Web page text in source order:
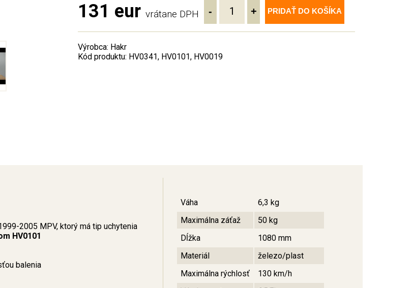
131 eur vrátane DPH - + PRIDAŤ DO KOŠÍKA
Výrobca: Hakr
Kód produktu: HV0341, HV0101, HV0019
2005 MPV, ktorý má tip uchytenia
HV0101
balenia
Váha
6,3 kg
Maximálna záťaž
50 kg
Dĺžka
1080 mm
Materiál
železo/plast
Maximálna rýchlosť
130 km/h